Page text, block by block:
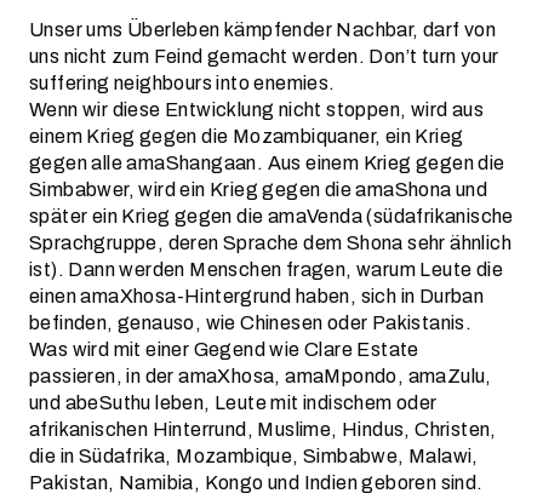
Unser ums Überleben kämpfender Nachbar, darf von
uns nicht zum Feind gemacht werden. Don’t turn your
suffering neighbours into enemies.
Wenn wir diese Entwicklung nicht stoppen, wird aus
einem Krieg gegen die Mozambiquaner, ein Krieg
gegen alle amaShangaan. Aus einem Krieg gegen die
Simbabwer, wird ein Krieg gegen die amaShona und
später ein Krieg gegen die amaVenda (südafrikanische
Sprachgruppe, deren Sprache dem Shona sehr ähnlich
ist). Dann werden Menschen fragen, warum Leute die
einen amaXhosa-Hintergrund haben, sich in Durban
befinden, genauso, wie Chinesen oder Pakistanis.
Was wird mit einer Gegend wie Clare Estate
passieren, in der amaXhosa, amaMpondo, amaZulu,
und abeSuthu leben, Leute mit indischem oder
afrikanischen Hinterrund, Muslime, Hindus, Christen,
die in Südafrika, Mozambique, Simbabwe, Malawi,
Pakistan, Namibia, Kongo und Indien geboren sind.